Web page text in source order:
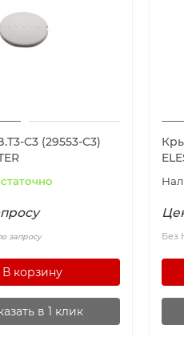
C3 (29553-C3)
запросу
В корзину
в 1 клик
Без